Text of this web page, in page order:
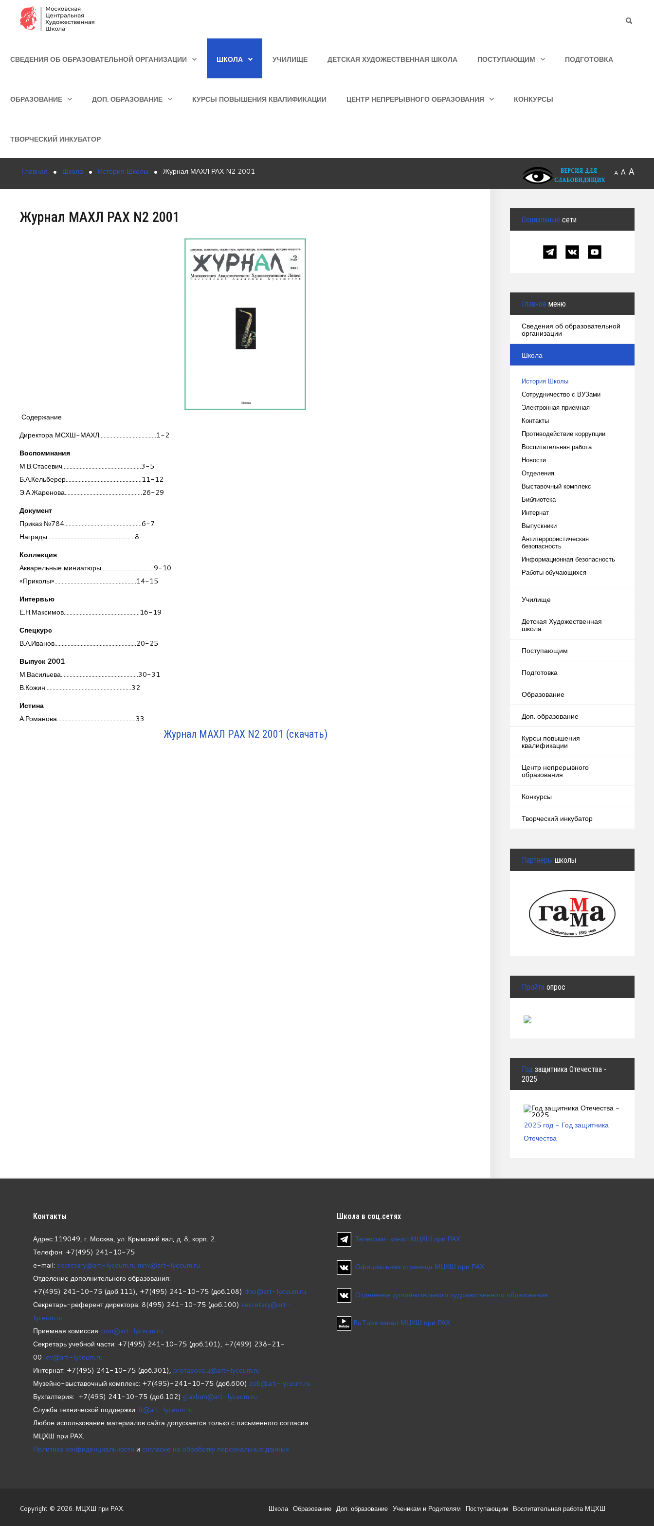
Образование
Курсы повышения квалификации
СВЕДЕНИЯ ОБ ОБРАЗОВАТЕЛЬНОЙ ОРГАНИЗАЦИИ ШКОЛА УЧИЛИЩЕ ДЕТСКАЯ ХУДОЖЕСТВЕННАЯ ШКОЛА ПОСТУПАЮЩИМ ПОДГОТОВКА
ОБРАЗОВАНИЕ ДОП. ОБРАЗОВАНИЕ КУРСЫ ПОВЫШЕНИЯ КВАЛИФИКАЦИИ ЦЕНТР НЕПРЕРЫВНОГО ОБРАЗОВАНИЯ КОНКУРСЫ
ТВОРЧЕСКИЙ ИНКУБАТОР
Главная Школа История Школы Журнал МАХЛ РАХ N2 2001 A A A
Журнал МАХЛ РАХ N2 2001
Содержание
Директора МСХШ-МАХЛ.......................................1-2
Воспоминания
М.В.Стасевич......................................................3-5
Б.А.Кельберер....................................................11-12
Э.А.Жаренова.....................................................26-29
Документ
Приказ №784.....................................................6-7
Награды............................................................8
Коллекция
Акварельные миниатюры....................................9-10
«Приколы»........................................................14-15
Интервью
Е.Н.Максимов....................................................16-19
Спецкурс
В.А.Иванов........................................................20-25
Выпуск 2001
М.Васильева.....................................................30-31
В.Кожин...........................................................32
Истина
А.Романова......................................................33
Журнал МАХЛ РАХ N2 2001 (скачать)
Социальные сети
Главное меню
Сведения об образовательной
организации
Школа
История Школы
Сотрудничество с ВУЗами
Электронная приемная
Контакты
Противодействие коррупции
Воспитательная работа
Новости
Отделения
Выставочный комплекс
Библиотека
Интернат
Выпускники
Антитеррористическая
безопасность
Информационная безопасность
Работы обучающихся
Училище
Детская Художественная
школа
Поступающим
Подготовка
Образование
Доп. образование
Курсы повышения
квалификации
Центр непрерывного
образования
Конкурсы
Творческий инкубатор
Партнёры школы
Пройти опрос
Год защитника Отечества -
2025
2025 год - Год защитника
Отечества
Контакты
Адрес:119049, г. Москва, ул. Крымский вал, д. 8, корп. 2.
Телефон: +7(495) 241-10-75
e-mail: secretary@art-lyceum.ru mnv@art-lyceum.ru
Отделение дополнительного образования:
+7(495) 241-10-75 (доб.111), +7(495) 241-10-75 (доб.108) dho@art-lyceum.ru
Секретарь-референт директора: 8(495) 241-10-75 (доб.100) secretary@art-
lyceum.ru
Приемная комиссия com@art-lyceum.ru
Секретарь учебной части: +7(495) 241-10-75 (доб.101), +7(499) 238-21-
00 lev@art-lyceum.ru
Интернат: +7(495) 241-10-75 (доб.301), protasova.u@art-lyceum.ru
Музейно-выставочный комплекс: +7(495)-241-10-75 (доб.600) zeb@art-lyceum.ru
Бухгалтерия: +7(495) 241-10-75 (доб.102) glavbuh@art-lyceum.ru
Служба технической поддержки: it@art-lyceum.ru
Любое использование материалов сайта допускается только с письменного согласия
МЦХШ при РАХ.
Политика конфиденциальности и согласие на обработку персональных данных
Школа в соц.сетях
Телеграм-канал МЦХШ при РАХ
Официальная страница МЦХШ при РАХ
Отделение дополнительного художественного образования
RuTube канал МЦХШ при РАХ
Copyright © 2026. МЦХШ при РАХ. Школа Образование Доп. образование Ученикам и Родителям Поступающим Воспитательная работа МЦХШ